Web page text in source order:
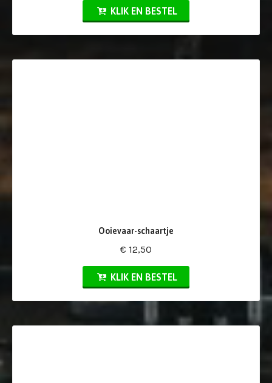
KLIK EN BESTEL
Ooievaar-schaartje
€ 12,50
KLIK EN BESTEL